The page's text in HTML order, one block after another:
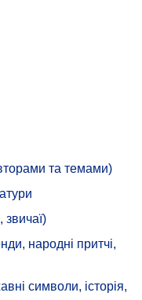
та темами)
звичаї)
народні притчі,
символи, історія,